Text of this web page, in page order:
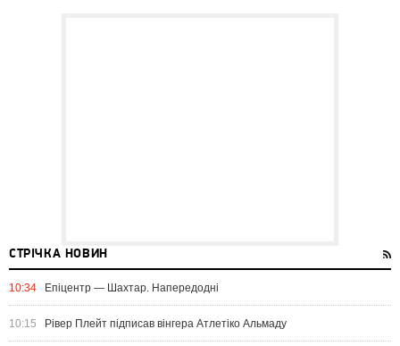
СТРІЧКА НОВИН
10:34 Епіцентр — Шахтар. Напередодні
10:15 Рівер Плейт підписав вінгера Атлетіко Альмаду